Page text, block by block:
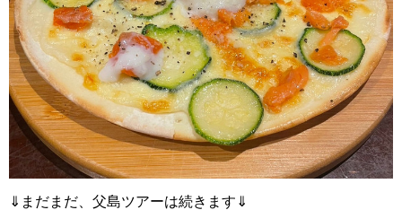
⇓まだまだ、父島ツアーは続きます⇓